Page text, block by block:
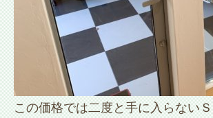
この価格では二度と手に入らない